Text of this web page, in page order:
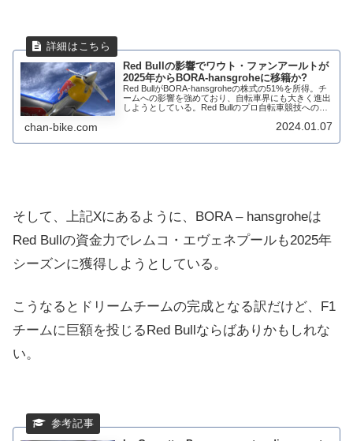
Red Bullの影響でワウト・ファンアールトが
2025年からBORA-hansgroheに移籍か?
Red BullがBORA-hansgroheの株式の51%を所得。チ
ームへの影響を強めており、自転車界にも大きく進出
しようとしている。Red Bullのプロ自転車競技への正
chan-bike.com 2024.01.07
そして、上記Xにあるように、BORA – hansgroheは
Red Bullの資金力でレムコ・エヴェネプールも2025年
シーズンに獲得しようとしている。
こうなるとドリームチームの完成となる訳だけど、F1
チームに巨額を投じるRed Bullならばありかもしれな
い。